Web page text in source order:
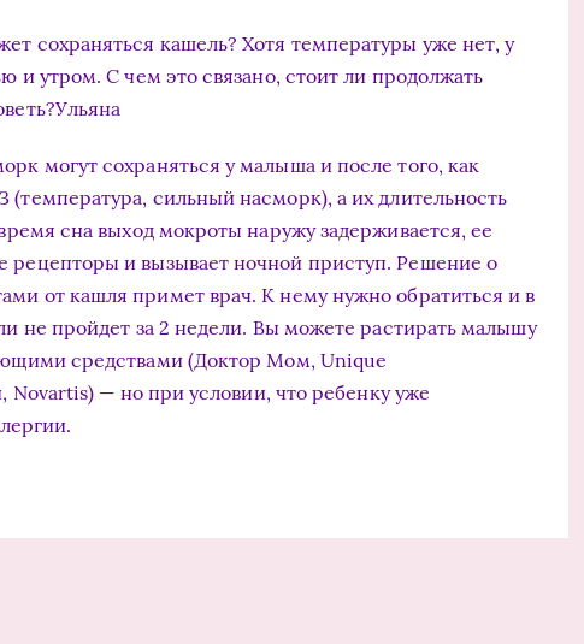
сохраняться кашель? Хотя температуры уже нет, у
и утром. С чем это связано, стоит ли продолжать
могут сохраняться у малыша и после того, как
сильный насморк), а их длительность
сна выход мокро­ты наружу задерживается, ее
рецепторы и вы­зывает ночной приступ. Решение о
от кашля примет врач. К нему нужно обратиться и в
не пройдет за 2 недели. Вы можете растирать малышу
средствами (Доктор Мом, Unique
— но при условии, что ребенку уже